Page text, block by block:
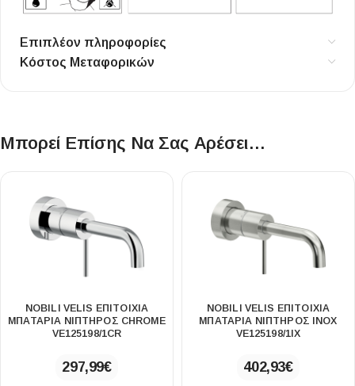
Επιπλέον πληροφορίες
Κόστος Μεταφορικών
Μπορεί Επίσης Να Σας Αρέσει…
NOBILI VELIS ΕΠΙΤΟΊΧΙΑ
ΜΠΑΤΑΡΊΑ ΝΙΠΤΉΡΟΣ CHROME
VE125198/1CR
297,99€
NOBILI VELIS ΕΠΙΤΟΊΧΙΑ
ΜΠΑΤΑΡΊΑ ΝΙΠΤΉΡΟΣ INOX
VE125198/1IX
402,93€